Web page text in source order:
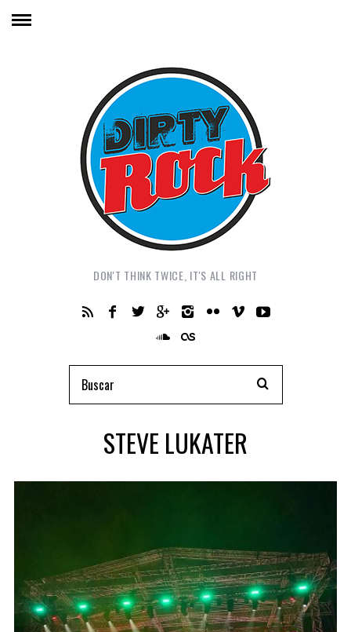
DON'T THINK TWICE, IT'S ALL RIGHT
STEVE LUKATER